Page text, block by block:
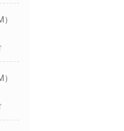
）
闲